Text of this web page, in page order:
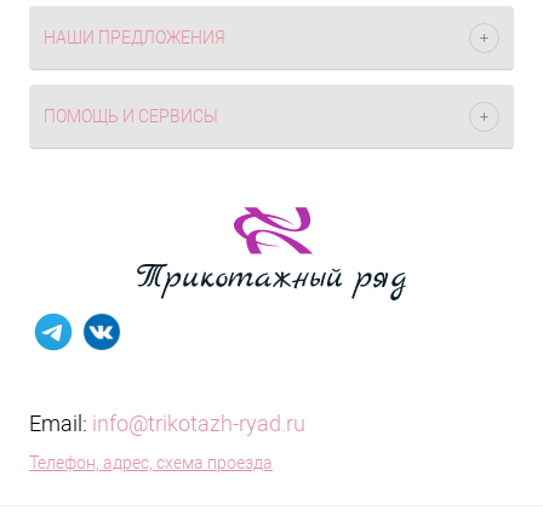
НАШИ ПРЕДЛОЖЕНИЯ
ПОМОЩЬ И СЕРВИСЫ
Email: info@trikotazh-ryad.ru
Телефон, адрес, схема проезда